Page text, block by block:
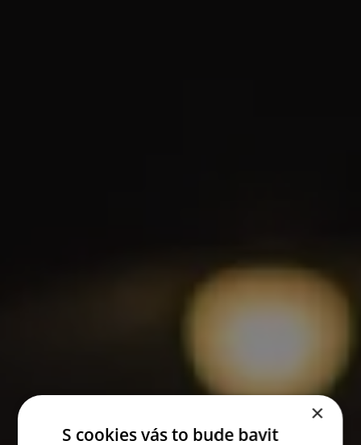
×
S cookies vás to bude bavit